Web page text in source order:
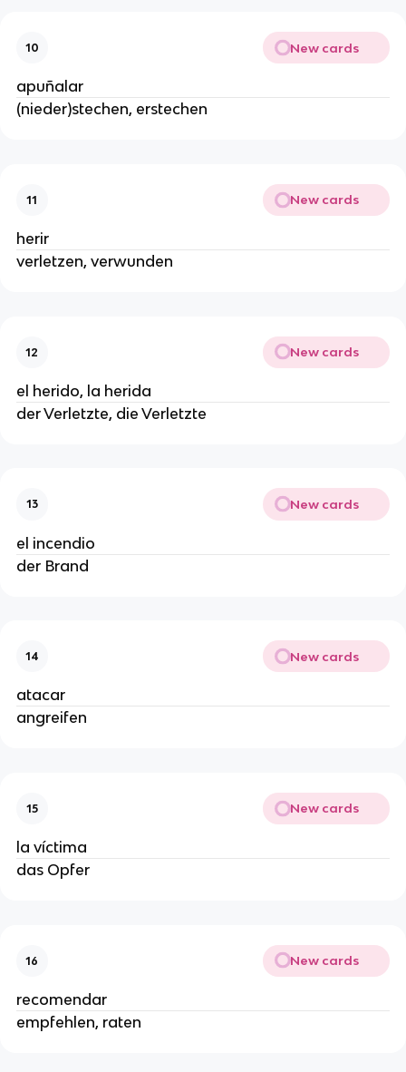
10 New cards
apuñalar
(nieder)stechen, erstechen
11 New cards
herir
verletzen, verwunden
12 New cards
el herido, la herida
der Verletzte, die Verletzte
13 New cards
el incendio
der Brand
14 New cards
atacar
angreifen
15 New cards
la víctima
das Opfer
16 New cards
recomendar
empfehlen, raten